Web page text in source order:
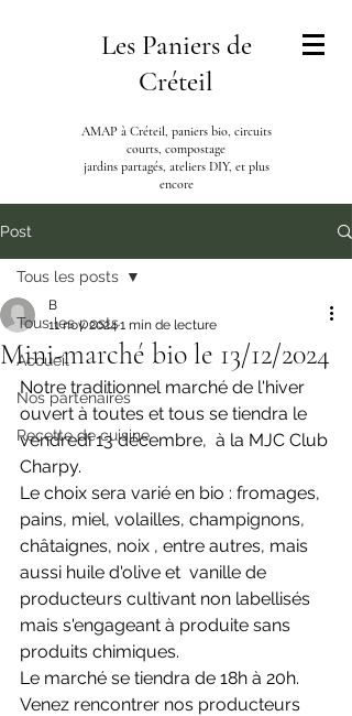
Les Paniers de
Créteil
AMAP à Créteil, paniers bio, circuits
courts, compostage
jardins partagés, ateliers DIY, et plus
encore
Post
Tous les posts
Accueil
Nos partenaires
Recette de cuisine
Tous les posts
Mini-marché bio le 13/12/2024
B
11 nov. 20241 min de lecture
Notre traditionnel marché de l'hiver
ouvert à toutes et tous se tiendra le
vendredi 13 décembre,  à la MJC Club
Charpy.
Le choix sera varié en bio : fromages,
pains, miel, volailles, champignons,
châtaignes, noix , entre autres, mais
aussi huile d'olive et  vanille de
producteurs cultivant non labellisés
mais s'engageant à produite sans
produits chimiques.
Le marché se tiendra de 18h à 20h.
Venez rencontrer nos producteurs